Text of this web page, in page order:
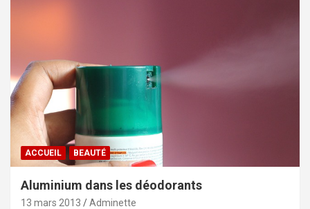
ACCUEIL BEAUTÉ
Aluminium dans les déodorants
13 mars 2013 Adminette